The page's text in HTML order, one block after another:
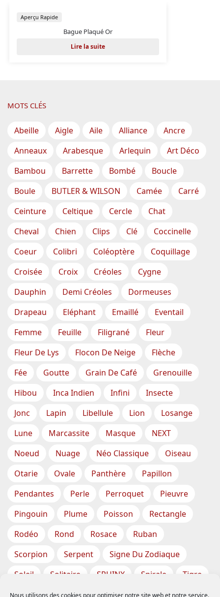
Nous utilisons des cookies pour optimiser notre site web et notre service.
Bague Plaqué Or
Lire la suite
Aperçu Rapide
MOTS CLÉS
Abeille Aigle Aile Alliance
Ancre
Anneaux
Arabesque Arlequin
Art Déco
Bambou
Barrette Bombé
Boucle
Boule
BUTLER & WILSON Camée
Carré
Ceinture
Celtique Cercle
Chat
Cheval
Chien Clips Clé
Coccinelle
Coeur
Colibri Coléoptère
Coquillage
Croisée
Croix Créoles
Cygne
Dauphin
Demi Créoles
Dormeuses
Drapeau
Eléphant Emaillé
Eventail
Femme
Feuille Filigrané
Fleur
Fleur De Lys
Flocon De Neige
Flèche
Fée
Goutte Grain De Café
Grenouille
Hibou
Inca Indien Infini
Insecte
Jonc
Lapin Libellule Lion
Losange
Lune
Marcassite Masque
NEXT
Noeud
Nuage Néo Classique
Oiseau
Otarie
Ovale Panthère
Papillon
Pendantes
Perle Perroquet
Pieuvre
Pingouin
Plume Poisson
Rectangle
Rodéo
Rond Rosace
Ruban
Scorpion
Serpent
Signe Du Zodiaque
Soleil
Solitaire SPHINX Spirale
Tigre
Torsade
Tortue Train Tresse